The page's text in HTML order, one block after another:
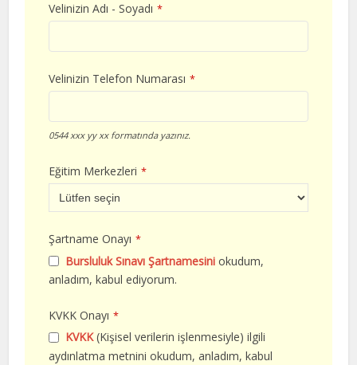
Velinizin Adı - Soyadı *
Velinizin Telefon Numarası *
0544 xxx yy xx formatında yazınız.
Eğitim Merkezleri *
Şartname Onayı *
Bursluluk Sınavı Şartnamesini okudum,
anladım, kabul ediyorum.
KVKK Onayı *
KVKK(Kişisel verilerin işlenmesiyle) ilgili
aydınlatma metnini okudum, anladım, kabul